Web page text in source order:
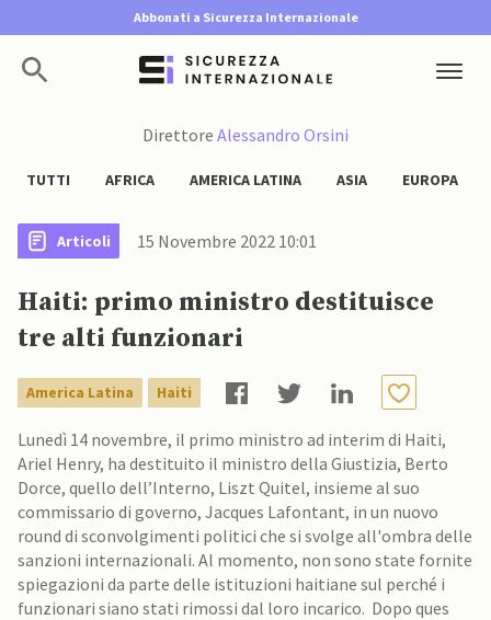
Abbonati a Sicurezza Internazionale
Direttore Alessandro Orsini
TUTTI AFRICA AMERICA LATINA ASIA EUROPA
Articoli 15 Novembre 2022 10:01
Haiti: primo ministro destituisce
tre alti funzionari
America Latina Haiti
Lunedì 14 novembre, il primo ministro ad interim di Haiti,
Ariel Henry, ha destituito il ministro della Giustizia, Berto
Dorce, quello dell’Interno, Liszt Quitel, insieme al suo
commissario di governo, Jacques Lafontant, in un nuovo
round di sconvolgimenti politici che si svolge all'ombra delle
sanzioni internazionali. Al momento, non sono state fornite
spiegazioni da parte delle istituzioni haitiane sul perché i
funzionari siano stati rimossi dal loro incarico. Dopo ques